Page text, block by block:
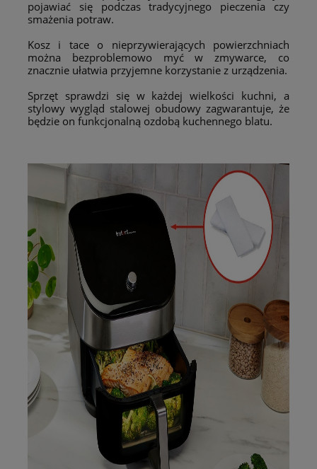
pojawiać się podczas tradycyjnego pieczenia czy
smażenia potraw.
Kosz i tace o nieprzywierających powierzchniach
można bezproblemowo myć w zmywarce, co
znacznie ułatwia przyjemne korzystanie z urządzenia.
Sprzęt sprawdzi się w każdej wielkości kuchni, a
stylowy wygląd stalowej obudowy zagwarantuje, że
będzie on funkcjonalną ozdobą kuchennego blatu.